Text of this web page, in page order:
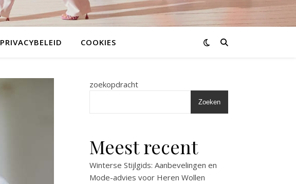
PRIVACYBELEID COOKIES
zoekopdracht
Zoeken
Meest recent
Winterse Stijlgids: Aanbevelingen en
Mode-advies voor Heren Wollen